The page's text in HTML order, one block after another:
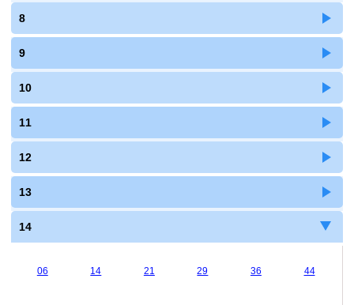
8
9
10
11
12
13
14
06 14 21 29 36 44